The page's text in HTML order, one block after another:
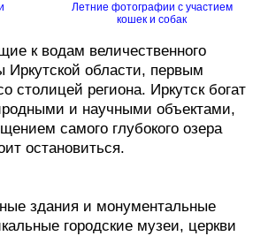
Летние фотографии с участием
кошек и собак
к водам величественного
Иркутской области, первым
столицей региона. Иркутск богат
и научными объектами,
самого глубокого озера
остановиться.
здания и монументальные
городские музеи, церкви